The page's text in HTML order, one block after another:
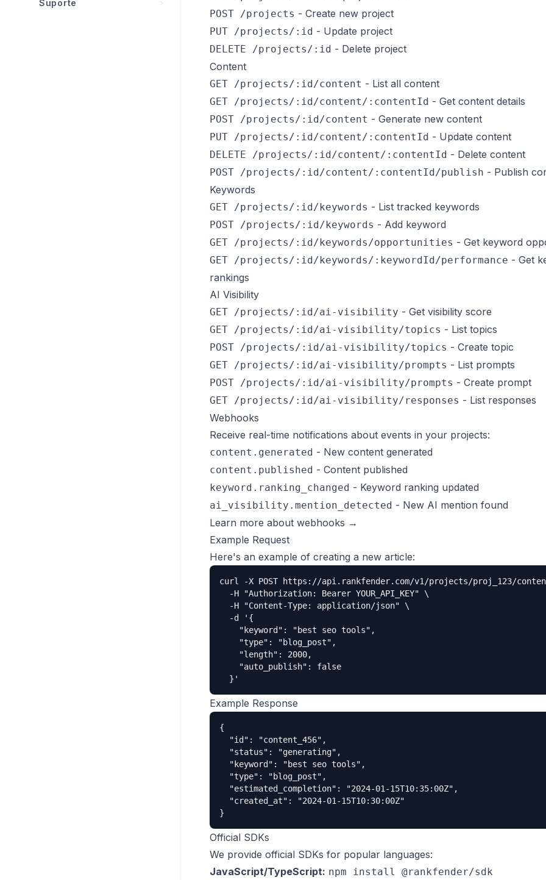
Suporte
POST /projects - Create new project
PUT /projects/:id - Update project
DELETE /projects/:id - Delete project
Content
GET /projects/:id/content - List all content
GET /projects/:id/content/:contentId - Get content details
POST /projects/:id/content - Generate new content
PUT /projects/:id/content/:contentId - Update content
DELETE /projects/:id/content/:contentId - Delete content
POST /projects/:id/content/:contentId/publish - Publish
Keywords
GET /projects/:id/keywords - List tracked keywords
POST /projects/:id/keywords - Add keyword
GET /projects/:id/keywords/opportunities - Get keyword
GET /projects/:id/keywords/:keywordId/performance - Get
rankings
AI Visibility
GET /projects/:id/ai-visibility - Get visibility score
GET /projects/:id/ai-visibility/topics - List topics
POST /projects/:id/ai-visibility/topics - Create topic
GET /projects/:id/ai-visibility/prompts - List prompts
POST /projects/:id/ai-visibility/prompts - Create prompt
GET /projects/:id/ai-visibility/responses - List responses
Webhooks
Receive real-time notifications about events in your projects:
content.generated - New content generated
content.published - Content published
keyword.ranking_changed - Keyword ranking updated
ai_visibility.mention_detected - New AI mention found
Learn more about webhooks →
Example Request
Here's an example of creating a new article:
curl -X POST https://api.rankfender.com/v1/projects/proj_123/
  -H "Authorization: Bearer YOUR_API_KEY" \
  -H "Content-Type: application/json" \
  -d '{
    "keyword": "best seo tools",
    "type": "blog_post",
    "length": 2000,
    "auto_publish": false
  }'
Example Response
{
  "id": "content_456",
  "status": "generating",
  "keyword": "best seo tools",
  "type": "blog_post",
  "estimated_completion": "2024-01-15T10:35:00Z",
  "created_at": "2024-01-15T10:30:00Z"
}
Official SDKs
We provide official SDKs for popular languages:
JavaScript/TypeScript: npm install @rankfender/sdk